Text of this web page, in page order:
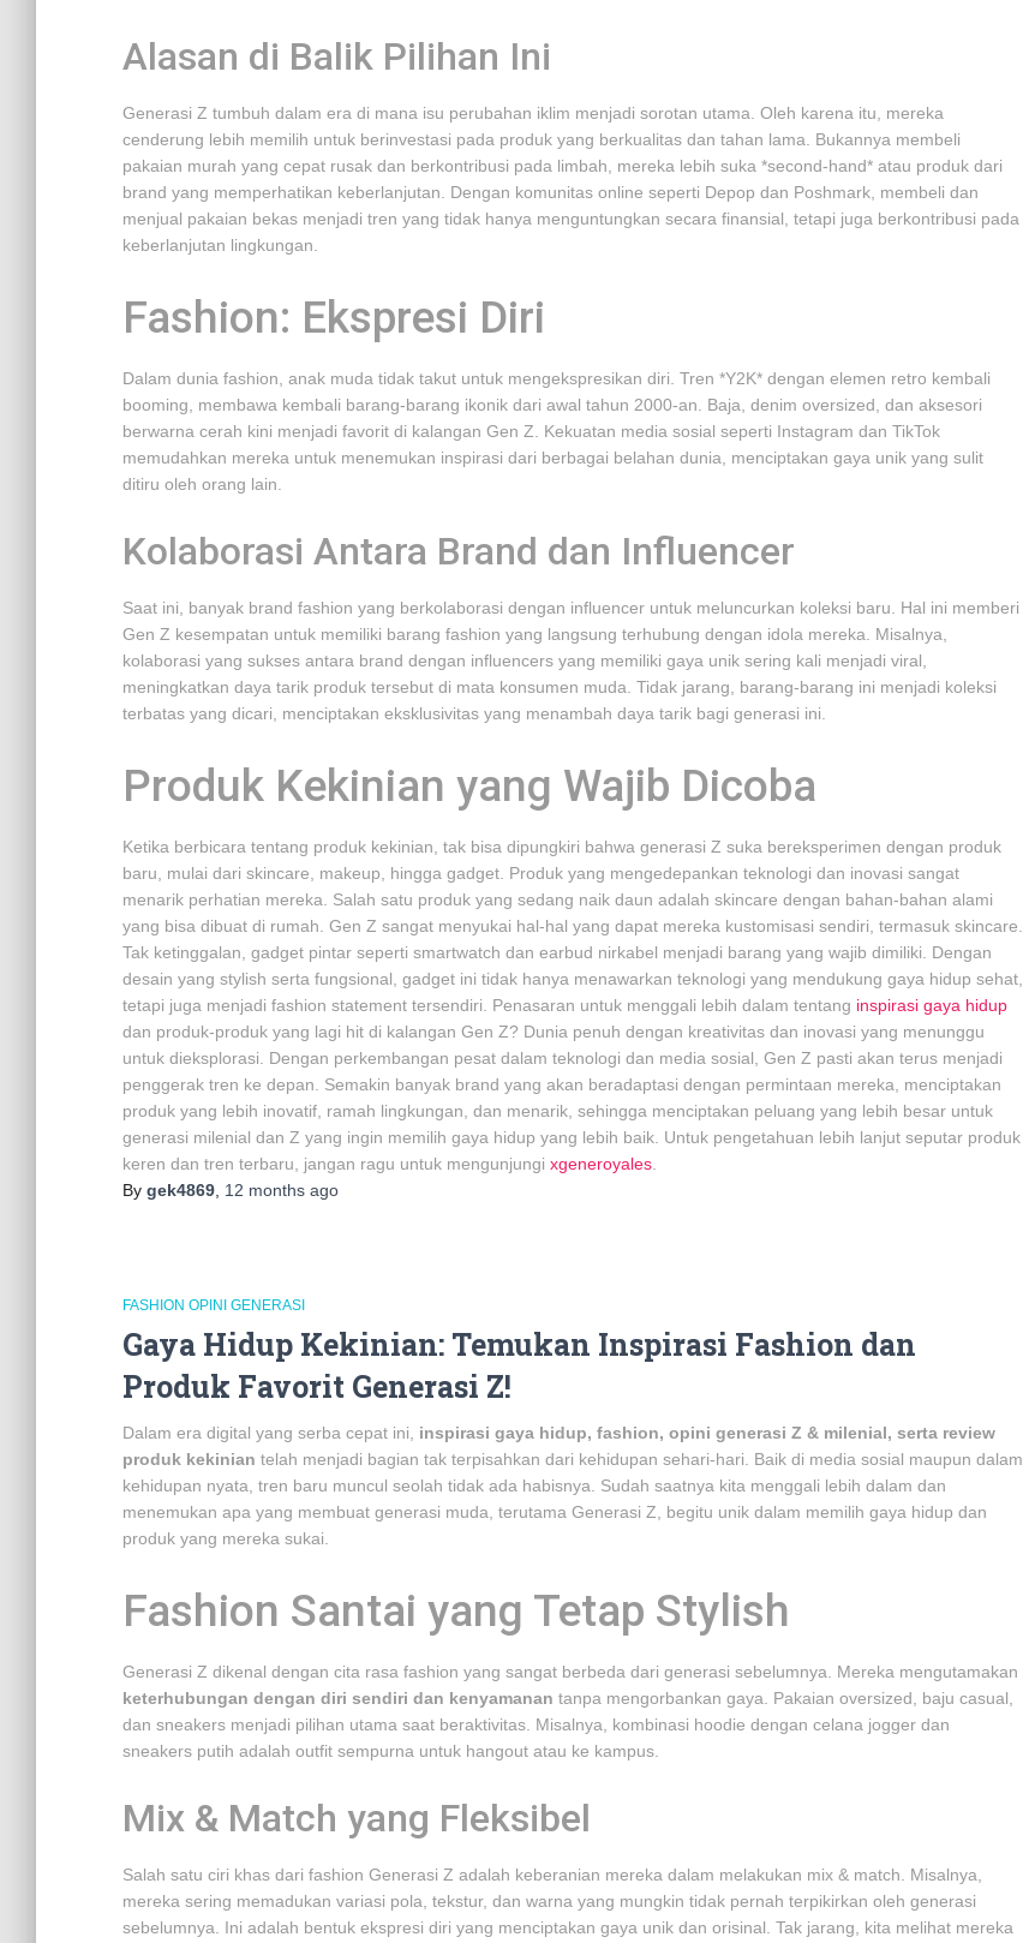
Alasan di Balik Pilihan Ini
Generasi Z tumbuh dalam era di mana isu perubahan iklim menjadi sorotan utama. Oleh karena itu, mereka
cenderung lebih memilih untuk berinvestasi pada produk yang berkualitas dan tahan lama. Bukannya membeli
pakaian murah yang cepat rusak dan berkontribusi pada limbah, mereka lebih suka *second-hand* atau produk dari
brand yang memperhatikan keberlanjutan. Dengan komunitas online seperti Depop dan Poshmark, membeli dan
menjual pakaian bekas menjadi tren yang tidak hanya menguntungkan secara finansial, tetapi juga berkontribusi pada
keberlanjutan lingkungan.
Fashion: Ekspresi Diri
Dalam dunia fashion, anak muda tidak takut untuk mengekspresikan diri. Tren *Y2K* dengan elemen retro kembali
booming, membawa kembali barang-barang ikonik dari awal tahun 2000-an. Baja, denim oversized, dan aksesori
berwarna cerah kini menjadi favorit di kalangan Gen Z. Kekuatan media sosial seperti Instagram dan TikTok
memudahkan mereka untuk menemukan inspirasi dari berbagai belahan dunia, menciptakan gaya unik yang sulit
ditiru oleh orang lain.
Kolaborasi Antara Brand dan Influencer
Saat ini, banyak brand fashion yang berkolaborasi dengan influencer untuk meluncurkan koleksi baru. Hal ini memberi
Gen Z kesempatan untuk memiliki barang fashion yang langsung terhubung dengan idola mereka. Misalnya,
kolaborasi yang sukses antara brand dengan influencers yang memiliki gaya unik sering kali menjadi viral,
meningkatkan daya tarik produk tersebut di mata konsumen muda. Tidak jarang, barang-barang ini menjadi koleksi
terbatas yang dicari, menciptakan eksklusivitas yang menambah daya tarik bagi generasi ini.
Produk Kekinian yang Wajib Dicoba
Ketika berbicara tentang produk kekinian, tak bisa dipungkiri bahwa generasi Z suka bereksperimen dengan produk
baru, mulai dari skincare, makeup, hingga gadget. Produk yang mengedepankan teknologi dan inovasi sangat
menarik perhatian mereka. Salah satu produk yang sedang naik daun adalah skincare dengan bahan-bahan alami
yang bisa dibuat di rumah. Gen Z sangat menyukai hal-hal yang dapat mereka kustomisasi sendiri, termasuk skincare.
Tak ketinggalan, gadget pintar seperti smartwatch dan earbud nirkabel menjadi barang yang wajib dimiliki. Dengan
desain yang stylish serta fungsional, gadget ini tidak hanya menawarkan teknologi yang mendukung gaya hidup sehat,
tetapi juga menjadi fashion statement tersendiri. Penasaran untuk menggali lebih dalam tentang inspirasi gaya hidup
dan produk-produk yang lagi hit di kalangan Gen Z? Dunia penuh dengan kreativitas dan inovasi yang menunggu
untuk dieksplorasi. Dengan perkembangan pesat dalam teknologi dan media sosial, Gen Z pasti akan terus menjadi
penggerak tren ke depan. Semakin banyak brand yang akan beradaptasi dengan permintaan mereka, menciptakan
produk yang lebih inovatif, ramah lingkungan, dan menarik, sehingga menciptakan peluang yang lebih besar untuk
generasi milenial dan Z yang ingin memilih gaya hidup yang lebih baik. Untuk pengetahuan lebih lanjut seputar produk
keren dan tren terbaru, jangan ragu untuk mengunjungi xgeneroyales
By gek4869 12 months ago
FASHION OPINI GENERASI
Gaya Hidup Kekinian: Temukan Inspirasi Fashion dan
Produk Favorit Generasi Z!
Dalam era digital yang serba cepat ini, inspirasi gaya hidup, fashion, opini generasi Z & milenial, serta review
produk kekinian telah menjadi bagian tak terpisahkan dari kehidupan sehari-hari. Baik di media sosial maupun dalam
kehidupan nyata, tren baru muncul seolah tidak ada habisnya. Sudah saatnya kita menggali lebih dalam dan
menemukan apa yang membuat generasi muda, terutama Generasi Z, begitu unik dalam memilih gaya hidup dan
produk yang mereka sukai.
Fashion Santai yang Tetap Stylish
Generasi Z dikenal dengan cita rasa fashion yang sangat berbeda dari generasi sebelumnya. Mereka mengutamakan
keterhubungan dengan diri sendiri dan kenyamanan tanpa mengorbankan gaya. Pakaian oversized, baju casual,
dan sneakers menjadi pilihan utama saat beraktivitas. Misalnya, kombinasi hoodie dengan celana jogger dan
sneakers putih adalah outfit sempurna untuk hangout atau ke kampus.
Mix & Match yang Fleksibel
Salah satu ciri khas dari fashion Generasi Z adalah keberanian mereka dalam melakukan mix & match. Misalnya,
mereka sering memadukan variasi pola, tekstur, dan warna yang mungkin tidak pernah terpikirkan oleh generasi
sebelumnya. Ini adalah bentuk ekspresi diri yang menciptakan gaya unik dan orisinal. Tak jarang, kita melihat mereka